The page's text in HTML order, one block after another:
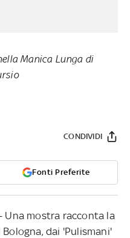
Manica Lunga di
Fonti Preferite
CONDIVIDI
Una mostra racconta la
dai 'Pulismani'